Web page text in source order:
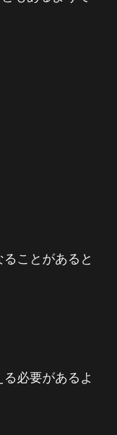
ことがあると
必要があるよ